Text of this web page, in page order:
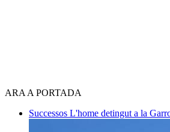
ARA A PORTADA
Successos L'home detingut a la